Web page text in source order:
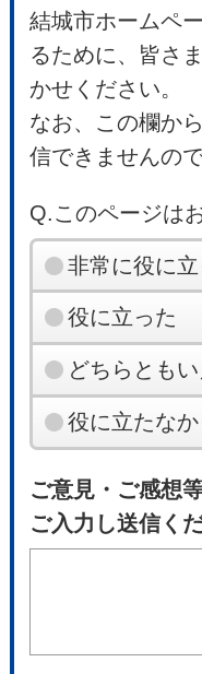
結城市ホームペ
るために、皆さ
かせください。
なお、この欄か
信できませんの
Q.このページは
非常に役に立
役に立った
どちらとも
役に立たなか
ご意見・ご感想
ご入力し送信くだ